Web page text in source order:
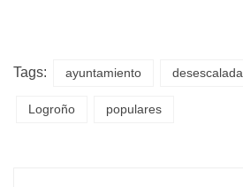
Tags: ayuntamiento desescalada
Logroño populares